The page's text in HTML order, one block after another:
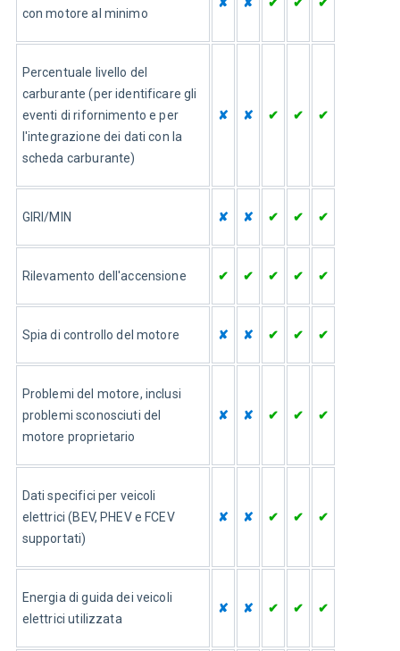
con motore al minimo
Percentuale livello del
carburante (per identificare gli
eventi di rifornimento e per
l'integrazione dei dati con la
scheda carburante)
✘ ✘ ✔ ✔ ✔
GIRI/MIN ✘ ✘ ✔ ✔ ✔
Rilevamento dell'accensione ✔ ✔ ✔ ✔ ✔
Spia di controllo del motore ✘ ✘ ✔ ✔ ✔
Problemi del motore, inclusi
problemi sconosciuti del
motore proprietario
✘ ✘ ✔ ✔ ✔
Dati specifici per veicoli
elettrici (BEV, PHEV e FCEV
supportati)
✘ ✘ ✔ ✔ ✔
Energia di guida dei veicoli
elettrici utilizzata
✘ ✘ ✔ ✔ ✔